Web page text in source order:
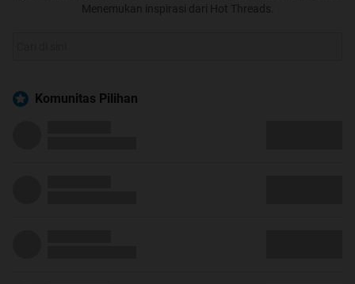
Menemukan inspirasi dari Hot Threads.
Komunitas Pilihan